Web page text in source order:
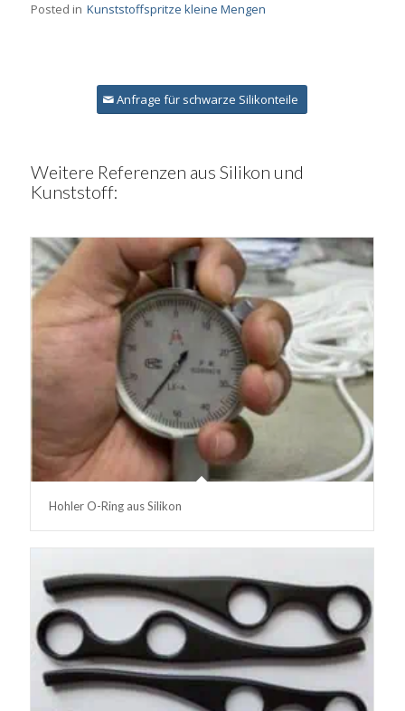
Posted in Kunststoffspritze kleine Mengen
Anfrage für schwarze Silikonteile
Weitere Referenzen aus Silikon und
Kunststoff:
Hohler O-Ring aus Silikon